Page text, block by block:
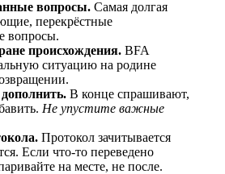
вопросы. Самая долгая
перекрёстные
вопросы.
происхождения. BFA
ситуацию на родине
В конце спрашивают,
Не упустите важные
Протокол зачитывается
Если что-то переведено
на месте, не после.